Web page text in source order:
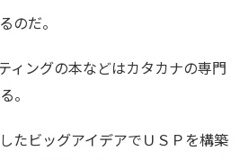
のだ。
ィングの本などはカタカナの専門
。
たビッグアイデアでＵＳＰを構築